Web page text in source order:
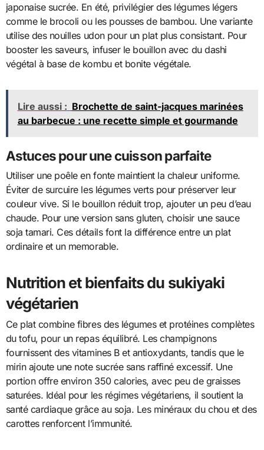
japonaise sucrée. En été, privilégier des légumes légers
comme le brocoli ou les pousses de bambou. Une variante
utilise des nouilles udon pour un plat plus consistant. Pour
booster les saveurs, infuser le bouillon avec du dashi
végétal à base de kombu et bonite végétale.
Lire aussi : Brochette de saint-jacques marinées
au barbecue : une recette simple et gourmande
Astuces pour une cuisson parfaite
Utiliser une poêle en fonte maintient la chaleur uniforme.
Éviter de surcuire les légumes verts pour préserver leur
couleur vive. Si le bouillon réduit trop, ajouter un peu d’eau
chaude. Pour une version sans gluten, choisir une sauce
soja tamari. Ces détails font la différence entre un plat
ordinaire et un memorable.
Nutrition et bienfaits du sukiyaki
végétarien
Ce plat combine fibres des légumes et protéines complètes
du tofu, pour un repas équilibré. Les champignons
fournissent des vitamines B et antioxydants, tandis que le
mirin ajoute une note sucrée sans raffiné excessif. Une
portion offre environ 350 calories, avec peu de graisses
saturées. Idéal pour les régimes végétariens, il soutient la
santé cardiaque grâce au soja. Les minéraux du chou et des
carottes renforcent l’immunité.